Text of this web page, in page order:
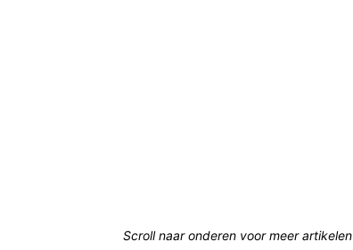
Scroll naar onderen voor meer artikelen